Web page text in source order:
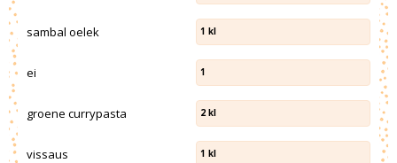
sambal oelek 1 kl
ei 1
groene currypasta 2 kl
vissaus 1 kl